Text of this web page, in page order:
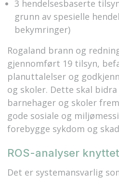
3 hendelsesbaserte
grunn av spesielle
bekymringer)
Rogaland brann og
gjennomført 19 tilsyn,
planuttalelser og
og skoler. Dette skal
barnehager og skoler
gode sosiale og
forebygge sykdom og
ROS-analyser
Det er systemansvarlig